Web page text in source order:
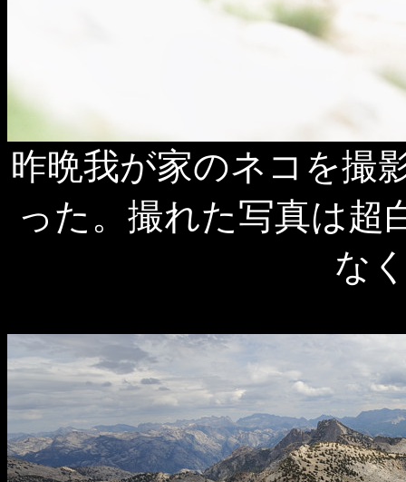
昨晩我が家のネコを撮
った。撮れた写真は超
な